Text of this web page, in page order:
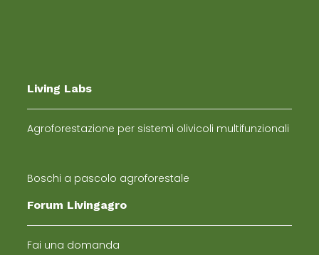
Living Labs
Agroforestazione per sistemi olivicoli multifunzionali
Boschi a pascolo agroforestale
Forum Livingagro
Fai una domanda